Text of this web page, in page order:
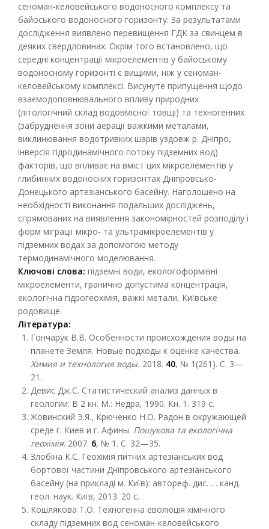
сеноман-келовейського водоносного комплексу та
байоського водоносного горизонту. За результатами
дослідження виявлено перевищення ГДК за свинцем в
деяких свердловинах. Окрім того встановлено, що
середні концентрації мікроелементів у байоському
водоносному горизонті є вищими, ніж у сеноман-
келовейському комплексі. Висунуте припущення щодо
взаємодоповнювального впливу природних
(літологічний склад водовмісної товщі) та техногенних
(забруднення зони аерації важкими металами,
виклинювання водотривких шарів уздовж р. Дніпро,
інверсія гідродинамічного потоку підземних вод)
факторів, що впливає на вміст цих мікроелементів у
глибинних водоносних горизонтах Дніпровсько-
Донецького артезіанського басейну. Наголошено на
необхідності виконання подальших досліджень,
спрямованих на виявлення закономірностей розподілу і
форм міграції мікро- та ультрамікроелементів у
підземних водах за допомогою методу
термодинамічного моделювання.
Ключові слова: підземні води, екологоформівні
мікроелементи, гранично допустима концентрація,
екологічна гідрогеохімія, важкі метали, Київське
родовище.
Література:
Гончарук В.В. Особенности происхождения воды на
планете Земля. Новые подходы к оценке качества.
Химия и технология воды. 2018. 40, № 1(261). С. 3—
21.
Девис Дж.С. Статистический анализ данных в
геологии: В 2 кн. М.: Недра, 1990. Кн. 1. 319 с.
Жовинский Э.Я., Крюченко Н.О. Радон в окружающей
среде г. Киев и г. Афины. Пошукова та екологічна
геохімія. 2007. 6, № 1. С. 32—35.
Злобіна К.С. Геохімія питних артезіанських вод
бортової частини Дніпровського артезіанського
басейну (на прикладі м. Київ): автореф. дис. … канд.
геол. наук. Київ, 2013. 20 c.
Кошлякова Т.О. Техногенна еволюція хімічного
складу підземних вод сеноман-келовейського